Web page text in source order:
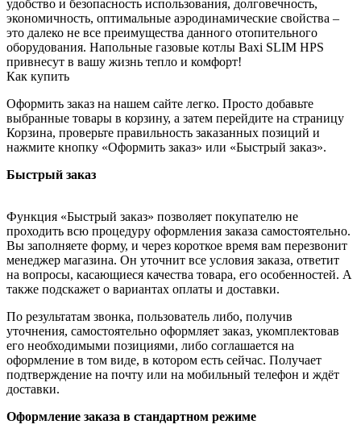
удобство и безопасность использования, долговечность,
экономичность, оптимальные аэродинамические свойства –
это далеко не все преимущества данного отопительного
оборудования. Напольные газовые котлы Baxi SLIM HPS
привнесут в вашу жизнь тепло и комфорт!
Как купить
Оформить заказ на нашем сайте легко. Просто добавьте
выбранные товары в корзину, а затем перейдите на страницу
Корзина, проверьте правильность заказанных позиций и
нажмите кнопку «Оформить заказ» или «Быстрый заказ».
Быстрый заказ
Функция «Быстрый заказ» позволяет покупателю не
проходить всю процедуру оформления заказа самостоятельно.
Вы заполняете форму, и через короткое время вам перезвонит
менеджер магазина. Он уточнит все условия заказа, ответит
на вопросы, касающиеся качества товара, его особенностей. А
также подскажет о вариантах оплаты и доставки.
По результатам звонка, пользователь либо, получив
уточнения, самостоятельно оформляет заказ, укомплектовав
его необходимыми позициями, либо соглашается на
оформление в том виде, в котором есть сейчас. Получает
подтверждение на почту или на мобильный телефон и ждёт
доставки.
Оформление заказа в стандартном режиме